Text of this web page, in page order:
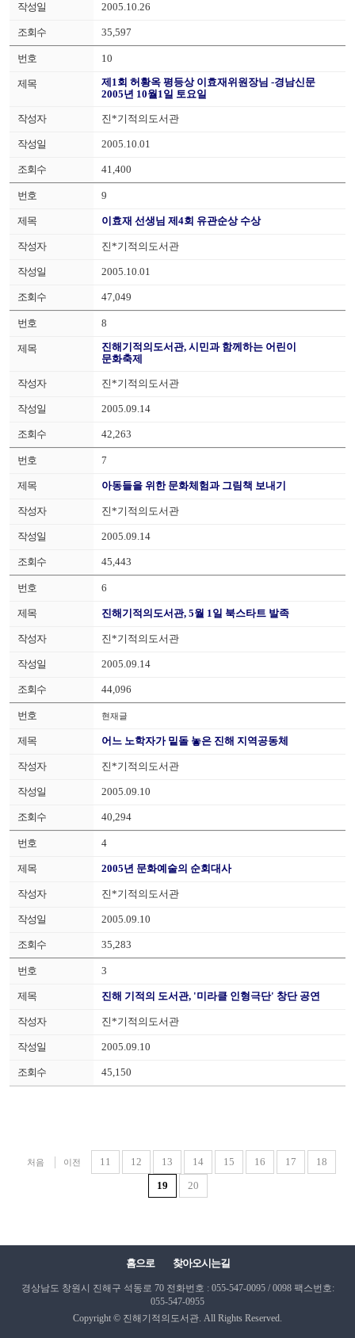
2005.10.26
35,597
10
제1회 허황옥 평등상 이효재위원장님 -경남신문
2005년 10월1일 토요일
진*기적의도서관
2005.10.01
41,400
9
이효재 선생님 제4회 유관순상 수상
진*기적의도서관
2005.10.01
47,049
8
진해기적의도서관, 시민과 함께하는 어린이
문화축제
진*기적의도서관
2005.09.14
42,263
7
아동들을 위한 문화체험과 그림책 보내기
진*기적의도서관
2005.09.14
45,443
6
진해기적의도서관, 5월 1일 북스타트 발족
진*기적의도서관
2005.09.14
44,096
현재글
어느 노학자가 밑돌 놓은 진해 지역공동체
진*기적의도서관
2005.09.10
40,294
4
2005년 문화예술의 순회대사
진*기적의도서관
2005.09.10
35,283
3
진해 기적의 도서관, '미라클 인형극단' 창단 공연
진*기적의도서관
2005.09.10
45,150
처음 이전 11 12 13 14 15 16 17
18
19
20
홈으로 찾아오시는길
경상남도 창원시 진해구 석동로 70전화번호 : 055-547-0095 / 0098팩스번호:
055-547-0955
Copyright © 진해기적의도서관. All Rights Reserved.